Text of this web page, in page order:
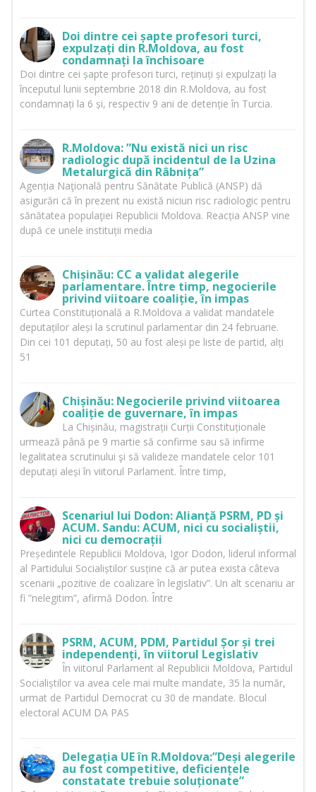
Doi dintre cei șapte profesori turci,
expulzați din R.Moldova, au fost
condamnați la închisoare
Doi dintre cei șapte profesori turci, reținuți și expulzați la
începutul lunii septembrie 2018 din R.Moldova, au fost
condamnați la 6 și, respectiv 9 ani de detenție în Turcia.
R.Moldova: ”Nu există nici un risc
radiologic după incidentul de la Uzina
Metalurgică din Râbnița”
Agenția Naţională pentru Sănătate Publică (ANSP) dă
asigurări că în prezent nu există niciun risc radiologic pentru
sănătatea populaţiei Republicii Moldova. Reacția ANSP vine
după ce unele instituții media
Chișinău: CC a validat alegerile
parlamentare. Între timp, negocierile
privind viitoare coaliție, în impas
Curtea Constituțională a R.Moldova a validat mandatele
deputaților aleși la scrutinul parlamentar din 24 februarie.
Din cei 101 deputați, 50 au fost aleși pe liste de partid, alți
51
Chișinău: Negocierile privind viitoarea
coaliție de guvernare, în impas
La Chișinău, magistrații Curții Constituționale
urmează până pe 9 martie să confirme sau să infirme
legalitatea scrutinului şi să valideze mandatele celor 101
deputați aleși în viitorul Parlament. Între timp,
Scenariul lui Dodon: Alianță PSRM, PD și
ACUM. Sandu: ACUM, nici cu socialiștii,
nici cu democrații
Președintele Republicii Moldova, Igor Dodon, liderul informal
al Partidului Socialiștilor susține că ar putea exista câteva
scenarii „pozitive de coalizare în legislativ”. Un alt scenariu ar
fi ”nelegitim”, afirmă Dodon. Între
PSRM, ACUM, PDM, Partidul Șor și trei
independenți, în viitorul Legislativ
În viitorul Parlament al Republicii Moldova, Partidul
Socialiștilor va avea cele mai multe mandate, 35 la număr,
urmat de Partidul Democrat cu 30 de mandate. Blocul
electoral ACUM DA PAS
Delegația UE în R.Moldova:”Deși alegerile
au fost competitive, deficiențele
constatate trebuie soluționate”